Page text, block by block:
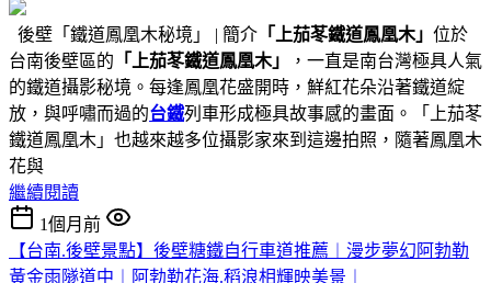
後壁「鐵道鳳凰木秘境」 | 簡介 「上茄苳鐵道鳳凰木」 位於
台南後壁區的 「上茄苳鐵道鳳凰木」
，一直是南台灣極具人氣
的鐵道攝影秘境。每逢鳳凰花盛開時，鮮紅花朵沿著鐵道綻
放，與呼嘯而過的台鐵列車形成極具故事感的畫面。「上茄苳
鐵道鳳凰木」也越來越多位攝影家來到這邊拍照，隨著鳳凰木
花與
繼續閱讀
1個月前
【台南.後壁景點】後壁糖鐵自行車道推薦︱漫步夢幻阿勃勒
黃金雨隧道中︱阿勃勒花海.稻浪相輝映美景︱